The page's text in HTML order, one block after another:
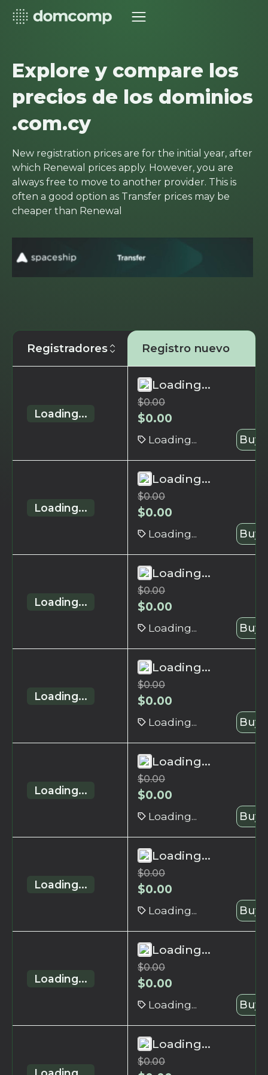
Explore y compare los
precios de los dominios
.com.cy
New registration prices are for the initial year, after
which Renewal prices apply. However, you are
always free to move to another provider. This is
often a good option as Transfer prices may be
cheaper than Renewal
Registradores Registro nuevo
Loading...
Loading...
$0.00
$0.00
Loading... Buy
Loading...
Loading...
$0.00
$0.00
Loading... Buy
Loading...
Loading...
$0.00
$0.00
Loading... Buy
Loading...
Loading...
$0.00
$0.00
Loading... Buy
Loading...
Loading...
$0.00
$0.00
Loading... Buy
Loading...
Loading...
$0.00
$0.00
Loading... Buy
Loading...
Loading...
$0.00
$0.00
Loading... Buy
Loading...
$0.00